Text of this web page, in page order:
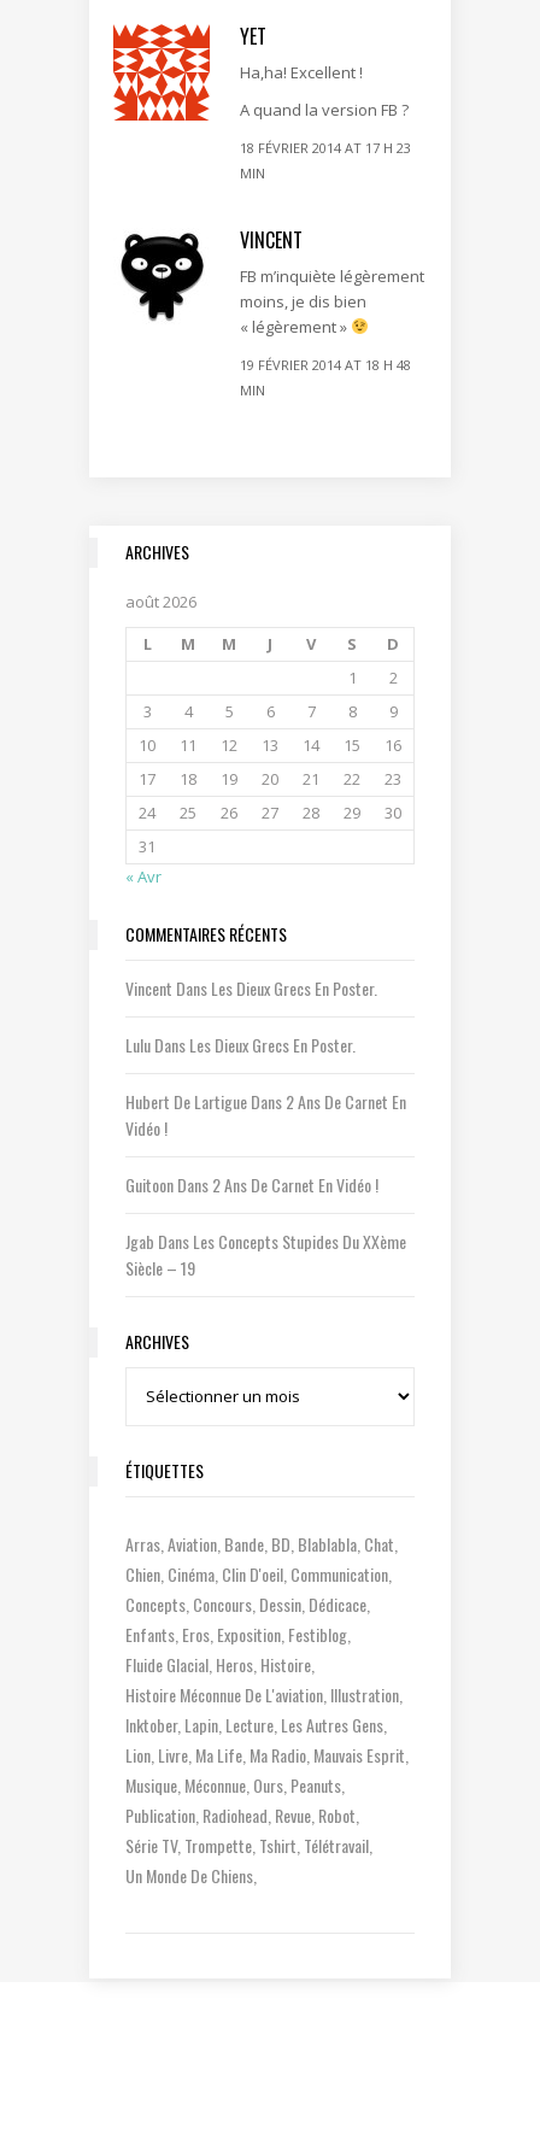
YET
Ha,ha! Excellent !
A quand la version FB ?
18 FÉVRIER 2014 AT 17 H 23
MIN
VINCENT
FB m’inquiète légèrement
moins, je dis bien
« légèrement »
19 FÉVRIER 2014 AT 18 H 48
MIN
ARCHIVES
août 2026
L
M M J V S
D
1
2
3
4 5 6 7 8
9
10
11 12 13 14 15
16
17
18 19 20 21 22
23
24
25 26 27 28 29
30
31
« Avr
COMMENTAIRES RÉCENTS
Vincent DansLes Dieux Grecs En Poster.
LuluDansLes Dieux Grecs En Poster.
Hubert De LartigueDans2 Ans De Carnet En
Vidéo !
GuitoonDans2 Ans De Carnet En Vidéo !
Jgab DansLes Concepts Stupides Du XXème
Siècle – 19
ARCHIVES
Archives
ÉTIQUETTES
Arras Aviation Bande BD Blablabla Chat
Chien Cinéma Clin D'oeil Communication
Concepts Concours Dessin Dédicace
Enfants Eros Exposition Festiblog
Fluide Glacial Heros Histoire
Histoire Méconnue De L'aviation Illustration
Inktober Lapin Lecture Les Autres Gens
Lion Livre Ma Life Ma Radio Mauvais Esprit
Musique Méconnue Ours Peanuts
Publication Radiohead Revue Robot
Série TV Trompette Tshirt Télétravail
Un Monde De Chiens